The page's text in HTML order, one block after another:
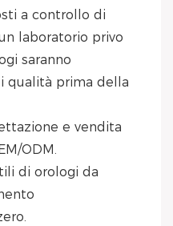
a controllo di
laboratorio privo
saranno
qualità prima della
ODM.